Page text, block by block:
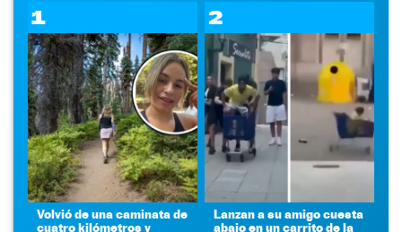
1
Volvió de una caminata de
cuatro kilómetros y
2
Lanzan a su amigo cuesta
abajo en un carrito de la